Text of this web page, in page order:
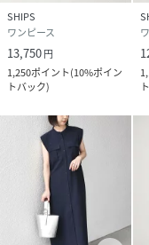
で、予めご了承の程
□SHIPSColors
SHIPSのコンセプト
を通して、カジュア
ナブルなプライスで
メンズ、ウィメンズ
店舗、ECサイトを中
様々なライフスタイ
トータルアイテムを
ブラック：162cm着
ベージュ：162cm着
SHIPS
ワンピース
13,750円
1,250ポイント(10%ポイン
トバック)